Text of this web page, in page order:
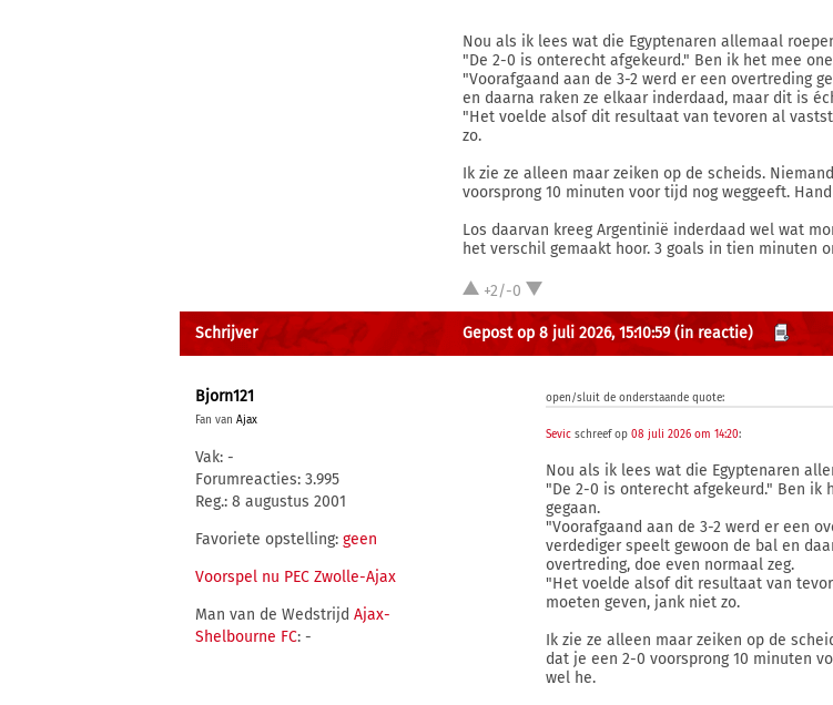
Nou als ik lees wat die Egyptenaren allemaal
"De 2-0 is onterecht afgekeurd." Ben ik het mee
"Voorafgaand aan de 3-2 werd er een overtreding
en daarna raken ze elkaar inderdaad, maar dit is
"Het voelde alsof dit resultaat van tevoren al
zo.
Ik zie ze alleen maar zeiken op de scheids.
voorsprong 10 minuten voor tijd nog weggeeft.
Los daarvan kreeg Argentinië inderdaad wel wat
het verschil gemaakt hoor. 3 goals in tien minuten
+2/-0
Schrijver Gepost op 8 juli 2026, 15:10:59 (in reactie)
Bjorn121
Fan van Ajax
Vak: -
Forumreacties: 3.995
Reg.: 8 augustus 2001
Favoriete opstelling: geen
Voorspel nu PEC Zwolle-Ajax
Man van de Wedstrijd Ajax-
Shelbourne FC: -
open/sluit de onderstaande quote:
Sevic schreef op08 juli 2026 om 14:20:
Nou als ik lees wat die Egyptenaren
"De 2-0 is onterecht afgekeurd." Ben ik
gegaan.
"Voorafgaand aan de 3-2 werd er een
verdediger speelt gewoon de bal en
overtreding, doe even normaal zeg.
"Het voelde alsof dit resultaat van
moeten geven, jank niet zo.
Ik zie ze alleen maar zeiken op de
dat je een 2-0 voorsprong 10 minuten
wel he.